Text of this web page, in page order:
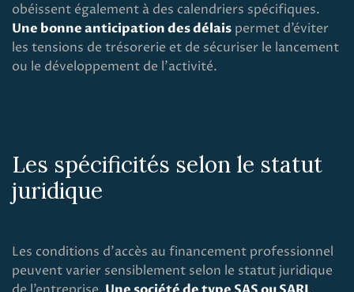
obéissent également à des calendriers spécifiques.
Une bonne anticipation des délais permet d’éviter
les tensions de trésorerie et de sécuriser le lancement
ou le développement de l’activité.
Les spécificités selon le statut
juridique
Les conditions d’accès au financement professionnel
peuvent varier sensiblement selon le statut juridique